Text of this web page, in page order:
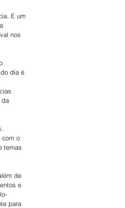
E um
nos
dia é
da
com o
temas
de
e
para